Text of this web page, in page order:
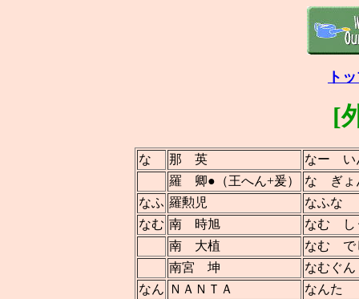
ト
[
な 那 英
なー い
羅 卿●（王へん+爰）
な ぎょ
なふ 羅勲児
なふな
なむ 南 時旭
なむ し
南 大植
なむ で
南宮 坤
なむぐ
なん
ＮＡＮＴＡ なんた